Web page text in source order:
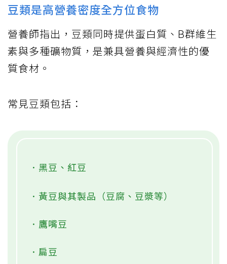
豆類是高營養密度全方位食物
營養師指出，豆類同時提供蛋白質、B群維生
素與多種礦物質，是兼具營養與經濟性的優
質食材。
常見豆類包括：
．黑豆、紅豆
．黃豆與其製品（豆腐、豆漿等）
．鷹嘴豆
．扁豆